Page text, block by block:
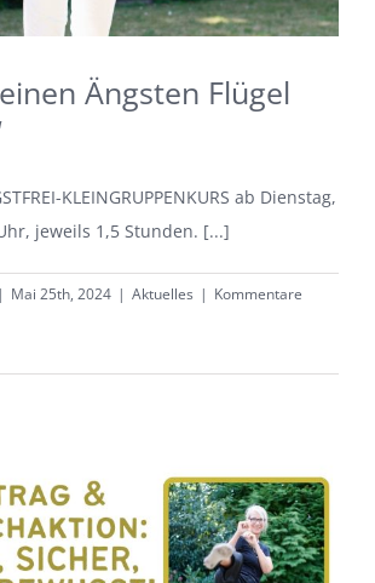
Ängsten Flügel
KLEINGRUPPENKURS ab Dienstag,
jeweils 1,5 Stunden. [...]
| Mai 25th, 2024 | Aktuelles | Kommentare